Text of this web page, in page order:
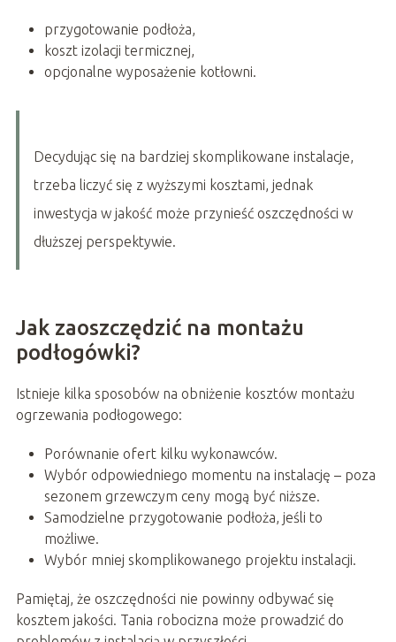
przygotowanie podłoża,
koszt izolacji termicznej,
opcjonalne wyposażenie kotłowni.
Decydując się na bardziej skomplikowane instalacje,
trzeba liczyć się z wyższymi kosztami, jednak
inwestycja w jakość może przynieść oszczędności w
dłuższej perspektywie.
Jak zaoszczędzić na montażu
podłogówki?
Istnieje kilka sposobów na obniżenie kosztów montażu
ogrzewania podłogowego:
Porównanie ofert kilku wykonawców.
Wybór odpowiedniego momentu na instalację – poza
sezonem grzewczym ceny mogą być niższe.
Samodzielne przygotowanie podłoża, jeśli to
możliwe.
Wybór mniej skomplikowanego projektu instalacji.
Pamiętaj, że oszczędności nie powinny odbywać się
kosztem jakości. Tania robocizna może prowadzić do